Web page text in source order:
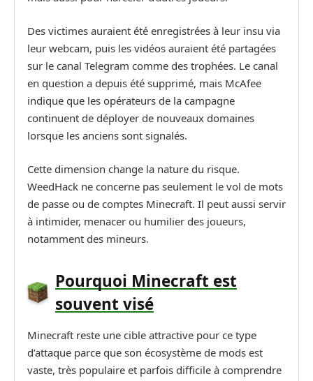
Des victimes auraient été enregistrées à leur insu via
leur webcam, puis les vidéos auraient été partagées
sur le canal Telegram comme des trophées. Le canal
en question a depuis été supprimé, mais McAfee
indique que les opérateurs de la campagne
continuent de déployer de nouveaux domaines
lorsque les anciens sont signalés.
Cette dimension change la nature du risque.
WeedHack ne concerne pas seulement le vol de mots
de passe ou de comptes Minecraft. Il peut aussi servir
à intimider, menacer ou humilier des joueurs,
notamment des mineurs.
Pourquoi Minecraft est
souvent visé
Minecraft reste une cible attractive pour ce type
d’attaque parce que son écosystème de mods est
vaste, très populaire et parfois difficile à comprendre